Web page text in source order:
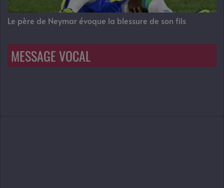
Le père de Neymar évoque la blessure de son fils
MESSAGE VOCAL